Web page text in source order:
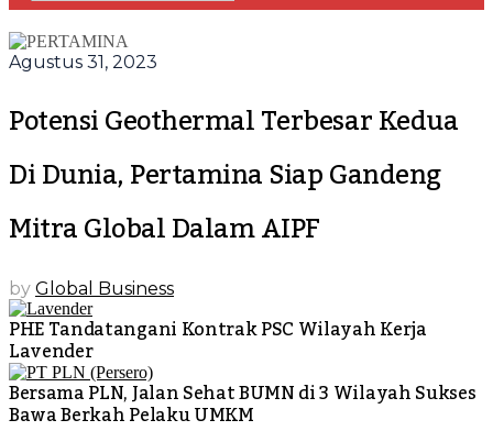
Agustus 31, 2023
Potensi Geothermal Terbesar Kedua
Di Dunia, Pertamina Siap Gandeng
Mitra Global Dalam AIPF
by Global Business
PHE Tandatangani Kontrak PSC Wilayah Kerja
Lavender
Bersama PLN, Jalan Sehat BUMN di 3 Wilayah Sukses
Bawa Berkah Pelaku UMKM